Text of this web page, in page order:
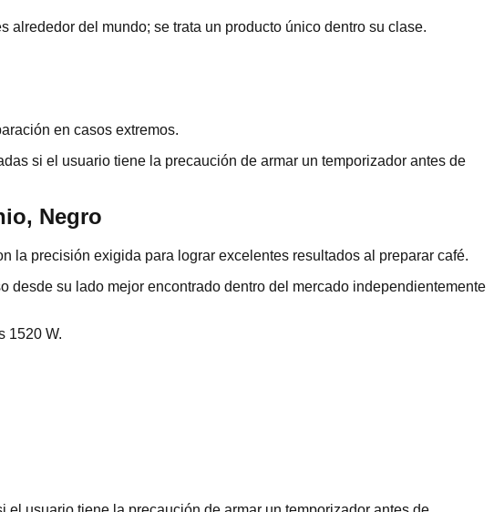
alrededor del mundo; se trata un producto único dentro su clase.
en casos extremos.
si el usuario tiene la precaución de armar un temporizador antes de
Negro
la precisión exigida para lograr excelentes resultados al preparar café.
desde su lado mejor encontrado dentro del mercado independientemente
1520 W.